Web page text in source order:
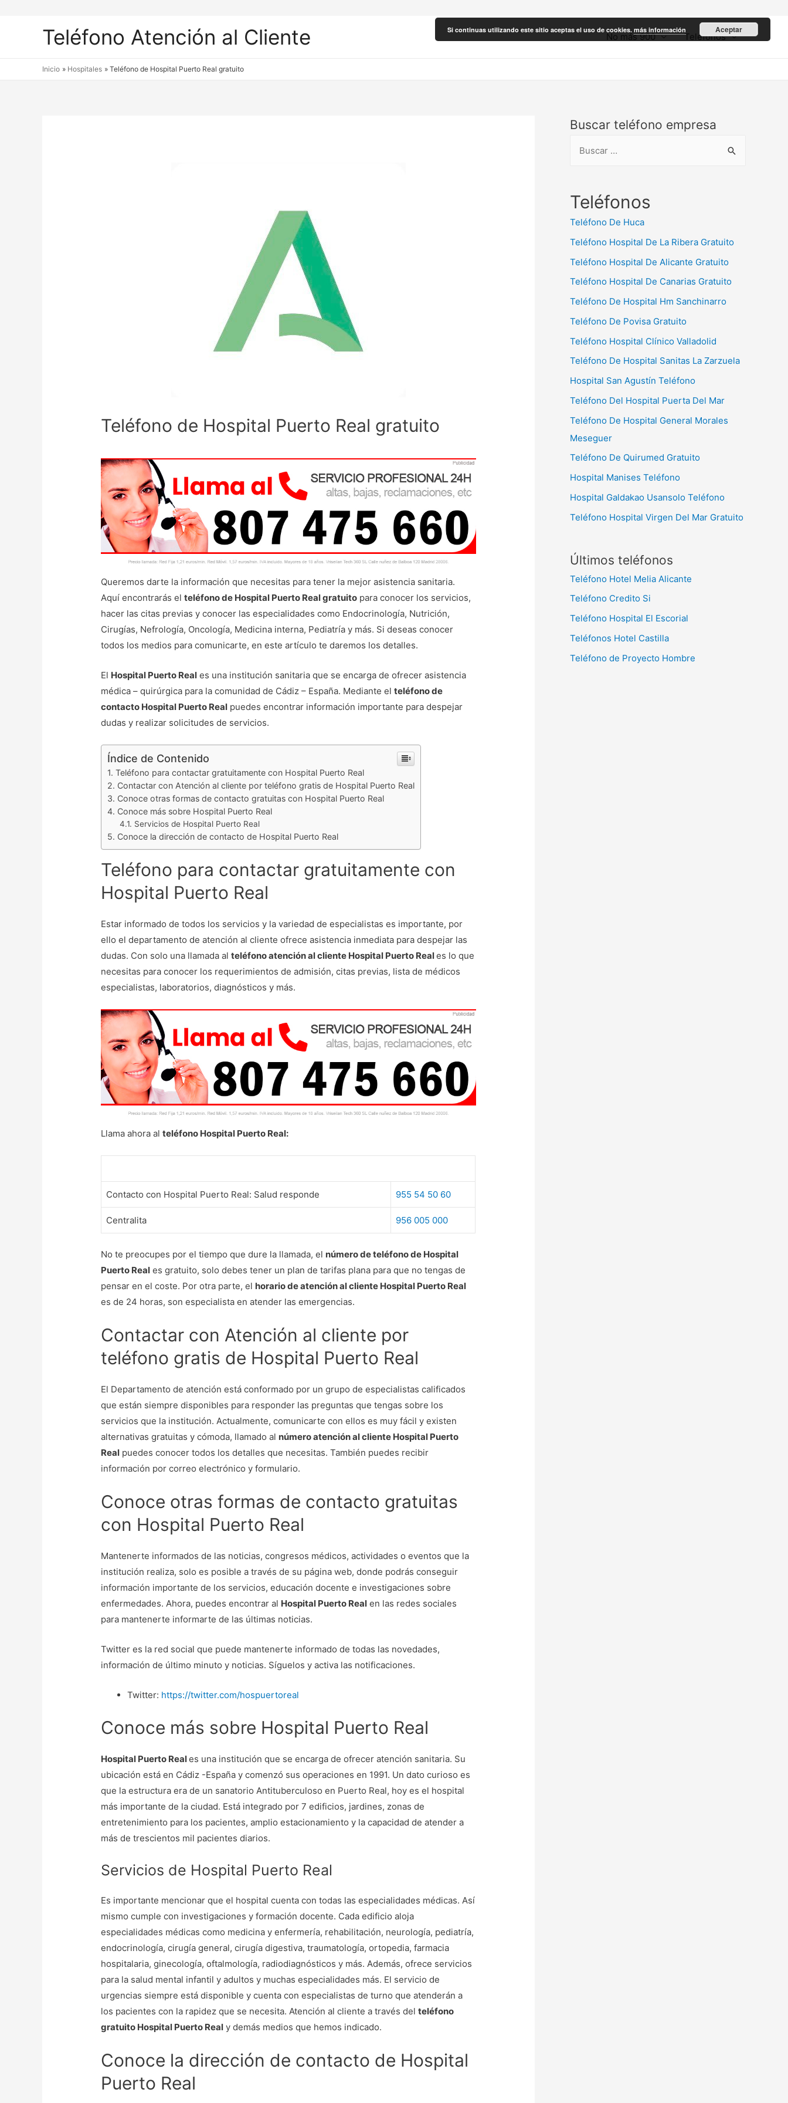
Teléfono Atención al Cliente No más 900 Teléfonos
Inicio Hospitales Teléfono de Hospital Puerto Real gratuito
Teléfono de Hospital Puerto Real gratuito
Queremos darte la información que necesitas para tener la mejor asistencia sanitaria.
Aquí encontrarás elteléfono de Hospital Puerto Real gratuito para conocer los servicios,
hacer las citas previas y conocer las especialidades como Endocrinología, Nutrición,
Cirugías, Nefrología, Oncología, Medicina interna, Pediatría y más. Si deseas conocer
todos los medios para comunicarte, en este artículo te daremos los detalles.
El Hospital Puerto Real es una institución sanitaria que se encarga de ofrecer asistencia
médica – quirúrgica para la comunidad de Cádiz – España. Mediante elteléfono de
contacto Hospital Puerto Real puedes encontrar información importante para despejar
dudas y realizar solicitudes de servicios.
Índice de Contenido
Teléfono para contactar gratuitamente con Hospital Puerto Real
Contactar con Atención al cliente por teléfono gratis de Hospital Puerto Real
Conoce otras formas de contacto gratuitas con Hospital Puerto Real
Conoce más sobre Hospital Puerto Real
Servicios de Hospital Puerto Real
Conoce la dirección de contacto de Hospital Puerto Real
Teléfono para contactar gratuitamente con
Hospital Puerto Real
Estar informado de todos los servicios y la variedad de especialistas es importante, por
ello el departamento de atención al cliente ofrece asistencia inmediata para despejar las
dudas. Con solo una llamada alteléfono atención al cliente Hospital Puerto Reales lo que
necesitas para conocer los requerimientos de admisión, citas previas, lista de médicos
especialistas, laboratorios, diagnósticos y más.
Llama ahora alteléfono Hospital Puerto Real:
Contacto con Hospital Puerto Real: Salud responde 955 54 50 60
Centralita 956 005 000
No te preocupes por el tiempo que dure la llamada, el número de teléfono de Hospital
Puerto Real es gratuito, solo debes tener un plan de tarifas plana para que no tengas de
pensar en el coste. Por otra parte, el horario de atención al cliente Hospital Puerto Real
es de 24 horas, son especialista en atender las emergencias.
Contactar con Atención al cliente por
teléfono gratis de Hospital Puerto Real
El Departamento de atención está conformado por un grupo de especialistas calificados
que están siempre disponibles para responder las preguntas que tengas sobre los
servicios que la institución. Actualmente, comunicarte con ellos es muy fácil y existen
alternativas gratuitas y cómoda, llamado al número atención al cliente Hospital Puerto
Real puedes conocer todos los detalles que necesitas. También puedes recibir
información por correo electrónico y formulario.
Conoce otras formas de contacto gratuitas
con Hospital Puerto Real
Mantenerte informados de las noticias, congresos médicos, actividades o eventos que la
institución realiza, solo es posible a través de su página web, donde podrás conseguir
información importante de los servicios, educación docente e investigaciones sobre
enfermedades. Ahora, puedes encontrar al Hospital Puerto Real en las redes sociales
para mantenerte informarte de las últimas noticias.
Twitter es la red social que puede mantenerte informado de todas las novedades,
información de último minuto y noticias. Síguelos y activa las notificaciones.
Twitter: https://twitter.com/hospuertoreal
Conoce más sobre Hospital Puerto Real
Hospital Puerto Reales una institución que se encarga de ofrecer atención sanitaria. Su
ubicación está en Cádiz -España y comenzó sus operaciones en 1991. Un dato curioso es
que la estructura era de un sanatorio Antituberculoso en Puerto Real, hoy es el hospital
más importante de la ciudad. Está integrado por 7 edificios, jardines, zonas de
entretenimiento para los pacientes, amplio estacionamiento y la capacidad de atender a
más de trescientos mil pacientes diarios.
Servicios de Hospital Puerto Real
Es importante mencionar que el hospital cuenta con todas las especialidades médicas. Así
mismo cumple con investigaciones y formación docente. Cada edificio aloja
especialidades médicas como medicina y enfermería, rehabilitación, neurología, pediatría,
endocrinología, cirugía general, cirugía digestiva, traumatología, ortopedia, farmacia
hospitalaria, ginecología, oftalmología, radiodiagnósticos y más. Además, ofrece servicios
para la salud mental infantil y adultos y muchas especialidades más. El servicio de
urgencias siempre está disponible y cuenta con especialistas de turno que atenderán a
los pacientes con la rapidez que se necesita. Atención al cliente a través delteléfono
gratuito Hospital Puerto Real y demás medios que hemos indicado.
Conoce la dirección de contacto de Hospital
Puerto Real
Buscar teléfono empresa
c
Teléfonos
Teléfono De Huca
Teléfono Hospital De La Ribera Gratuito
Teléfono Hospital De Alicante Gratuito
Teléfono Hospital De Canarias Gratuito
Teléfono De Hospital Hm Sanchinarro
Teléfono De Povisa Gratuito
Teléfono Hospital Clínico Valladolid
Teléfono De Hospital Sanitas La Zarzuela
Hospital San Agustín Teléfono
Teléfono Del Hospital Puerta Del Mar
Teléfono De Hospital General Morales
Meseguer
Teléfono De Quirumed Gratuito
Hospital Manises Teléfono
Hospital Galdakao Usansolo Teléfono
Teléfono Hospital Virgen Del Mar Gratuito
Últimos teléfonos
Teléfono Hotel Melia Alicante
Teléfono Credito Si
Teléfono Hospital El Escorial
Teléfonos Hotel Castilla
Teléfono de Proyecto Hombre
Si continuas utilizando este sitio aceptas el uso de cookies. más información Aceptar